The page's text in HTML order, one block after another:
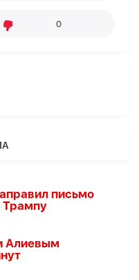
0
письмо
Трампу
Алиевым